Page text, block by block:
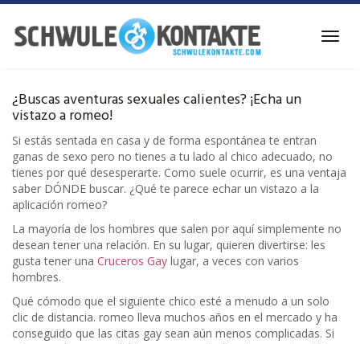
Ir
contenido
¿Buscas aventuras sexuales calientes? ¡Echa un
vistazo a romeo!
Si estás sentada en casa y de forma espontánea te entran
ganas de sexo pero no tienes a tu lado al chico adecuado, no
tienes por qué desesperarte. Como suele ocurrir, es una ventaja
saber DÓNDE buscar. ¿Qué te parece echar un vistazo a la
aplicación romeo?
La mayoría de los hombres que salen por aquí simplemente no
desean tener una relación. En su lugar, quieren divertirse: les
gusta tener una Cruceros Gay lugar, a veces con varios
hombres.
Qué cómodo que el siguiente chico esté a menudo a un solo
clic de distancia. romeo lleva muchos años en el mercado y ha
conseguido que las citas gay sean aún menos complicadas. Si